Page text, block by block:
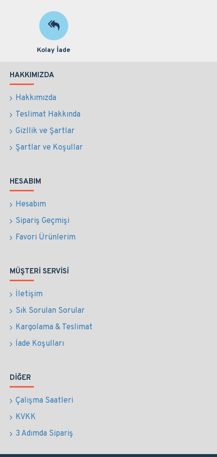
Kolay İade
HAKKIMIZDA
Hakkımızda
Teslimat Hakkında
Gizllik ve Şartlar
Şartlar ve Koşullar
HESABIM
Hesabım
Sipariş Geçmişi
Favori Ürünlerim
MÜŞTERI SERVISI
İletişim
Sık Sorulan Sorular
Kargolama & Teslimat
İade Koşulları
DIĞER
Çalışma Saatleri
KVKK
3 Adımda Sipariş